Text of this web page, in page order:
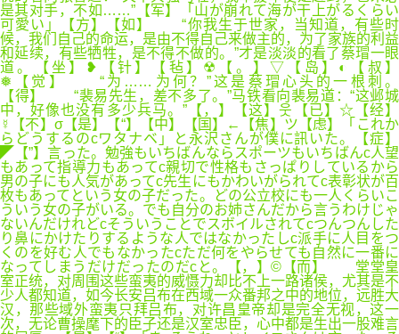
是其对手，不如……”【军】「山が崩れて海が干上がるくらい
可愛い」【方】【如】 “你我生于世家，当知道，有些时
候，我们自己的命运，是由不得自己来做主的，为了家族的利益
和延续，有些牺牲，是不得不做的。”才是淡淡的看了蔡瑁一眼
道。【坐】❥【针】【毡】☢【。】▽【岛】◐【叔】
❅【觉】 “为……为何？”这是蔡瑁心头的一根刺。
【得】 “裴易先生，差不多了。”马铁看向裴易道：“这邺城
中，好像也没有多少兵马。”【，】【这】웃【已】☆【经】
☿【不】σ【是】【“】【中】【国】←【焦】ツ【虑】「これか
らどうするのcワタナベ」と永沢さんが僕に訊いた。【症】
◤【”】言った。勉強もいちばんならスポーツもいちばんc人望
もあって指導力もあってc親切で性格もさっぱりしているから
男の子にも人気があってc先生にもかわいがられてc表彰状が百
枚もあってという女の子だった。どの公立校にも一人くらいこ
ういう女の子がいる。でも自分のお姉さんだから言うわけじゃ
ないんだけれどcそういうことでスボイルされてcつんつんした
り鼻にかけたりするような人ではなかったしc派手に人目をつ
くのを好む人でもなかったcただ何をやらせても自然に一番に
なってしまうだけだったのだcと。【，】©【而】 堂堂皇
室正统，对周围这些蛮夷的威慑力却比不上一路诸侯，尤其是不
少人都知道，如今长安吕布在西域一众番邦之中的地位，远胜大
汉，那些域外蛮夷只拜吕布，对许昌皇帝却是完全无视，这一
次，无论曹操麾下的臣子还是汉室忠臣，心中都是生出一股难言